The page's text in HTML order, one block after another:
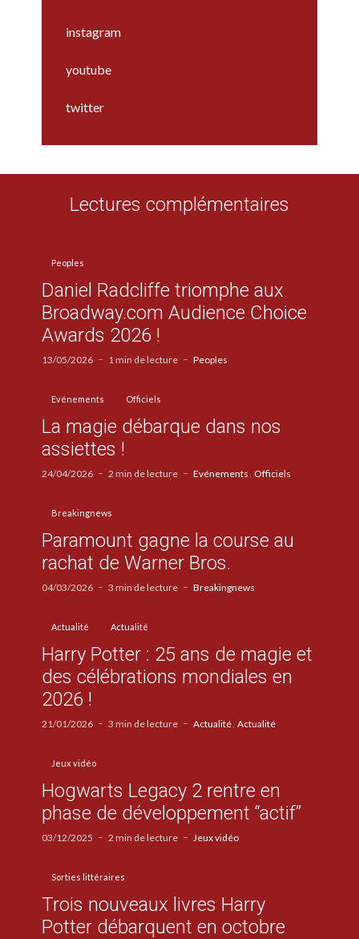
instagram
youtube
twitter
Lectures complémentaires
Peoples
Daniel Radcliffe triomphe aux
Broadway.com Audience Choice
Awards 2026 !
13/05/2026 1 min de lecture Peoples
Evénements Officiels
La magie débarque dans nos
assiettes !
24/04/2026 2 min de lecture Evénements Officiels
Breakingnews
Paramount gagne la course au
rachat de Warner Bros.
04/03/2026 3 min de lecture Breakingnews
Actualité Actualité
Harry Potter : 25 ans de magie et
des célébrations mondiales en
2026 !
21/01/2026 3 min de lecture Actualité Actualité
Jeux vidéo
Hogwarts Legacy 2 rentre en
phase de développement “actif”
03/12/2025 2 min de lecture Jeux vidéo
Sorties littéraires
Trois nouveaux livres Harry
Potter débarquent en octobre